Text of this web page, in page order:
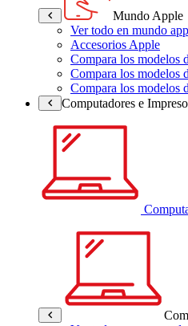
Mundo Apple
Ver todo en mundo
Accesorios Apple
Compara los modelos
Compara los modelos
Compara los modelos
Computadores e